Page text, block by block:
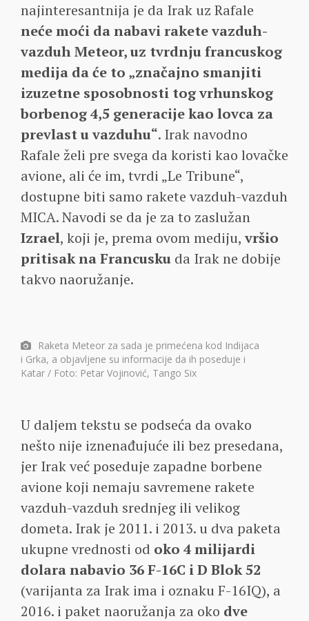
najinteresantnija je da Irak uz Rafale
neće moći da nabavi rakete vazduh-
vazduh Meteor, uz tvrdnju francuskog
medija da će to „značajno smanjiti
izuzetne sposobnosti tog vrhunskog
borbenog 4,5 generacije kao lovca za
prevlast u vazduhu“. Irak navodno
Rafale želi pre svega da koristi kao lovačke
avione, ali će im, tvrdi „Le Tribune“,
dostupne biti samo rakete vazduh-vazduh
MICA. Navodi se da je za to zaslužan
Izrael, koji je, prema ovom mediju,vršio
pritisak na Francusku da Irak ne dobije
takvo naoružanje.
Raketa Meteor za sada je primećena kod Indijaca
i Grka, a objavljene su informacije da ih poseduje i
Katar / Foto: Petar Vojinović, Tango Six
U daljem tekstu se podseća da ovako
nešto nije iznenađujuće ili bez presedana,
jer Irak već poseduje zapadne borbene
avione koji nemaju savremene rakete
vazduh-vazduh srednjeg ili velikog
dometa. Irak je 2011. i 2013. u dva paketa
ukupne vrednosti od oko 4 milijardi
dolara nabavio 36 F-16C i D Blok 52
(varijanta za Irak ima i oznaku F-16IQ), a
2016. i paket naoružanja za oko dve